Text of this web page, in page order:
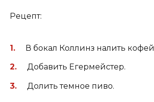
Рецепт:
В бокал Коллинз налить
Добавить Егермейстер.
Долить темное пиво.